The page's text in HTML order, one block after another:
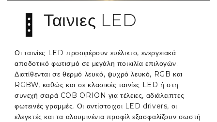
Ταινιες LED
Οι ταινίες LED προσφέρουν ευέλικτο, ενεργειακά
αποδοτικό φωτισμό σε μεγάλη ποικιλία επιλογών.
Διατίθενται σε θερμό λευκό, ψυχρό λευκό, RGB και
RGBW, καθώς και σε κλασικές ταινίες LED ή στη
συνεχή σειρά COB ORION για τέλειες, αδιάλειπτες
φωτεινές γραμμές. Οι αντίστοιχοι LED drivers, οι
ελεγκτές και τα αλουμινένια προφίλ εξασφαλίζουν σωστή